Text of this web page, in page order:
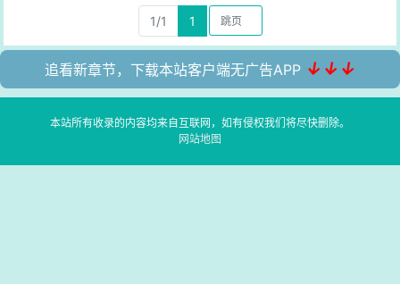
1/1 1
追看新章节，下载本站客户端无广告APP ↓↓↓
本站所有收录的内容均来自互联网，如有侵权我们将尽快删除。
网站地图